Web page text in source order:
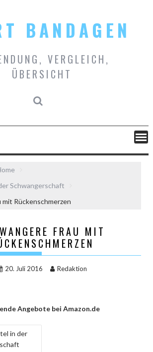
content
BANDAGEN
VERGLEICH,
ÜBERSICHT
Schwangerschaft
mit Rückenschmerzen
FRAU MIT
20. Juli 2016 Redaktion
Angebote bei Amazon.de
in der